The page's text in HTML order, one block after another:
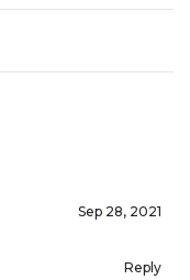
Sep 28, 2021
Reply